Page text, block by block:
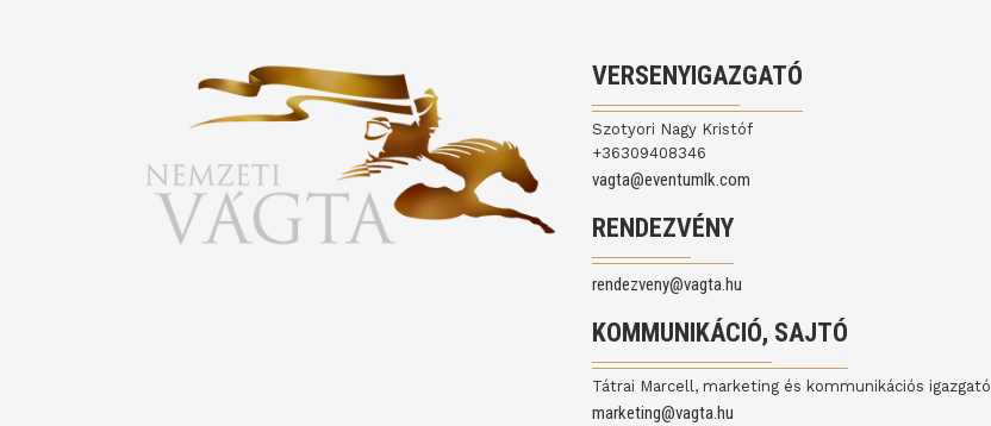
VERSENYIGAZGATÓ
Szotyori Nagy Kristóf
+36309408346
vagta@eventumlk.com
RENDEZVÉNY
rendezveny@vagta.hu
KOMMUNIKÁCIÓ, SAJTÓ
Tátrai Marcell, marketing és kommunikációs igazgató
marketing@vagta.hu